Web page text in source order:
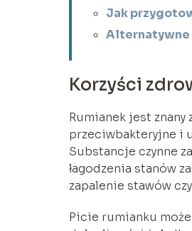
Jak
Alternatywne
Korzyści
Rumianek jest
przeciwbakteryjne i
Substancje czynne
łagodzenia stanów
zapalenie stawów
Picie rumianku może